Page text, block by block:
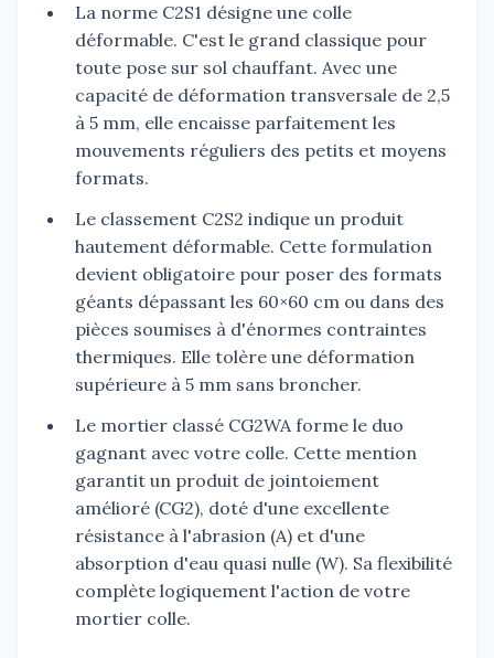
La norme C2S1 désigne une colle
déformable. C'est le grand classique pour
toute pose sur sol chauffant. Avec une
capacité de déformation transversale de 2,5
à 5 mm, elle encaisse parfaitement les
mouvements réguliers des petits et moyens
formats.
Le classement C2S2 indique un produit
hautement déformable. Cette formulation
devient obligatoire pour poser des formats
géants dépassant les 60×60 cm ou dans des
pièces soumises à d'énormes contraintes
thermiques. Elle tolère une déformation
supérieure à 5 mm sans broncher.
Le mortier classé CG2WA forme le duo
gagnant avec votre colle. Cette mention
garantit un produit de jointoiement
amélioré (CG2), doté d'une excellente
résistance à l'abrasion (A) et d'une
absorption d'eau quasi nulle (W). Sa flexibilité
complète logiquement l'action de votre
mortier colle.